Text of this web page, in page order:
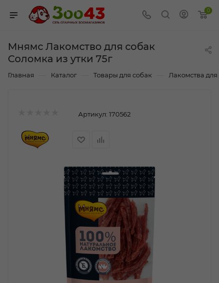
0
Мнямс Лакомство для собак
Соломка из утки 75г
Главная Каталог Товары для собак Лакомства для
Артикул: 170562